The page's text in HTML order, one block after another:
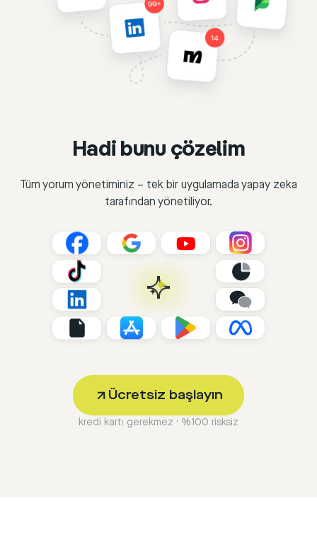
Hadi bunu çözelim
Tüm yorum yönetiminiz – tek bir uygulamada yapay zeka
tarafından yönetiliyor.
Ücretsiz başlayın
kredi kartı gerekmez · %100 risksiz